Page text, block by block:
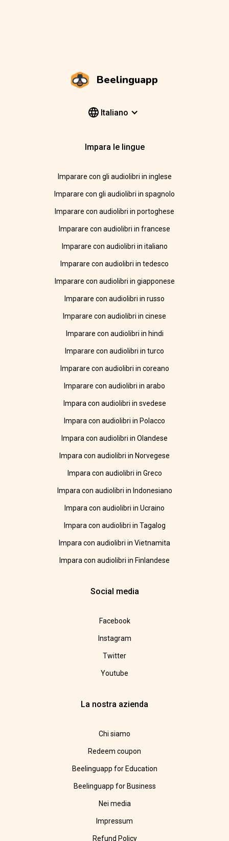
Beelinguapp
Italiano
Impara le lingue
Imparare con gli audiolibri in inglese
Imparare con gli audiolibri in spagnolo
Imparare con audiolibri in portoghese
Imparare con audiolibri in francese
Imparare con audiolibri in italiano
Imparare con audiolibri in tedesco
Imparare con audiolibri in giapponese
Imparare con audiolibri in russo
Imparare con audiolibri in cinese
Imparare con audiolibri in hindi
Imparare con audiolibri in turco
Imparare con audiolibri in coreano
Imparare con audiolibri in arabo
Impara con audiolibri in svedese
Impara con audiolibri in Polacco
Impara con audiolibri in Olandese
Impara con audiolibri in Norvegese
Impara con audiolibri in Greco
Impara con audiolibri in Indonesiano
Impara con audiolibri in Ucraino
Impara con audiolibri in Tagalog
Impara con audiolibri in Vietnamita
Impara con audiolibri in Finlandese
Social media
Facebook
Instagram
Twitter
Youtube
La nostra azienda
Chi siamo
Redeem coupon
Beelinguapp for Education
Beelinguapp for Business
Nei media
Impressum
Refund Policy